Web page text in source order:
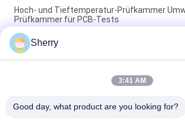
Hoch- und Tieftemperatur-Prüfkammer
Prüfkammer für PCB-Tests
Temperatur-Feuchtigkeit-Prüfkammer
Temperaturgenauigkeit ± 0,5°C mit
~ 180°C
Temperatur-Feuchtigkeitsprüfkammer Hohe
Sherry
3:41 AM
Good day, what product are you looking for?